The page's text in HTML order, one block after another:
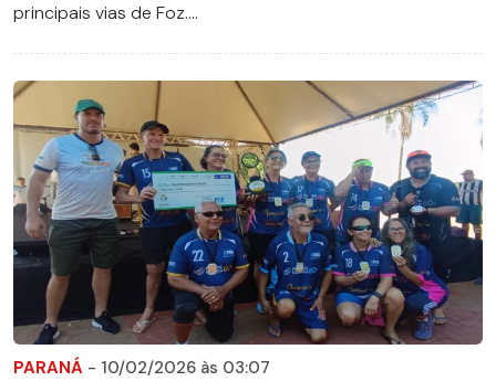
principais vias de Foz....
PARANÁ - 10/02/2026 às 03:07